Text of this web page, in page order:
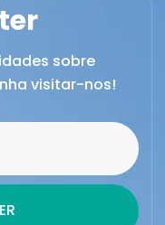
sobre
visitar-nos!